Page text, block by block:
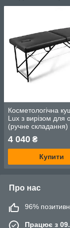
Косметологічна
Lux з вирізом для
(ручне складання)
4 040 ₴
Купити
Про нас
96%
Працює з